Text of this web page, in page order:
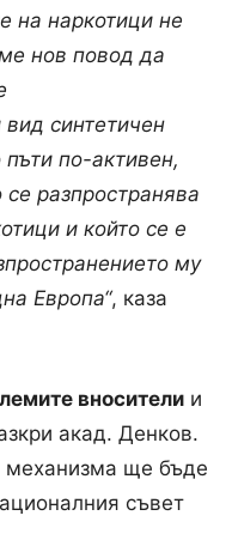
на наркотици не
нов повод да
синтетичен
пъти по-активен,
се разпространява
и който се е
му
Европа“, каза
вносители и
акад. Денков.
механизма ще бъде
съвет